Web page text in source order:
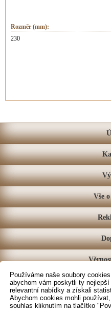
Používáme naše soubory
abychom vám poskytli ty
relevantní nabídky a získali
Abychom cookies mohli
souhlas kliknutím na tlačítko
Rozměr (mm):
230
Vše